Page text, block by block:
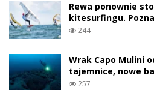
Rewa ponownie
kitesurfingu.
244
Wrak Capo Mulini
tajemnice, nowe
257